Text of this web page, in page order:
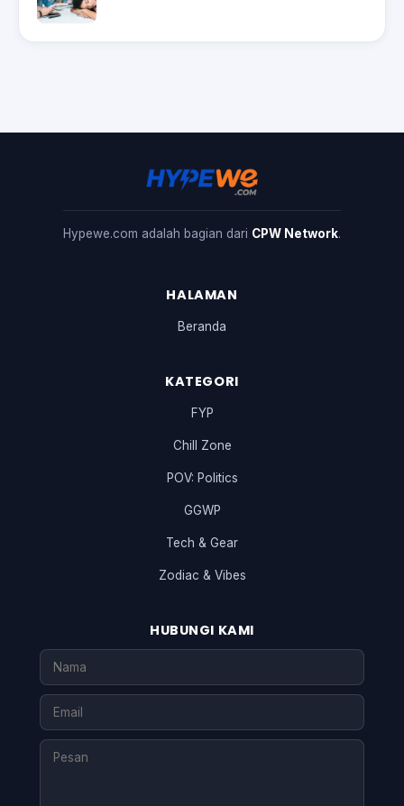
Hypewe.com adalah bagian dari CPW Network.
HALAMAN
Beranda
KATEGORI
FYP
Chill Zone
POV: Politics
GGWP
Tech & Gear
Zodiac & Vibes
HUBUNGI KAMI